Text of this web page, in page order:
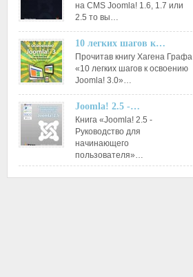
на CMS Joomla! 1.6, 1.7 или
2.5 то вы…
10 легких шагов к…
Прочитав книгу Хагена Графа
«10 легких шагов к освоению
Joomla! 3.0»…
Joomla! 2.5 -…
Книга «Joomla! 2.5 -
Руководство для
начинающего
пользователя»…